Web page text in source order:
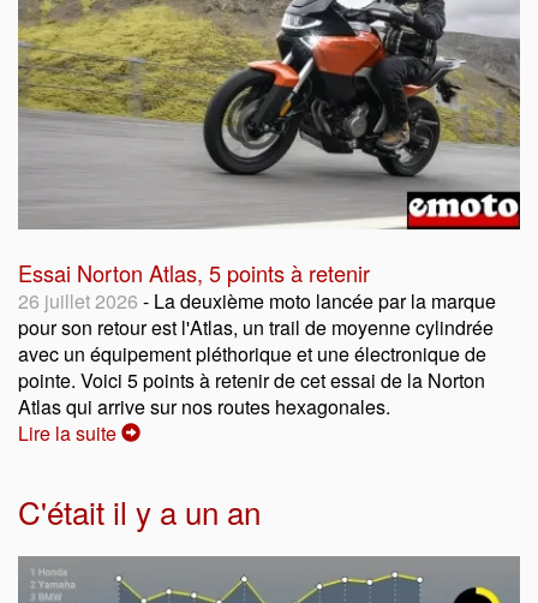
Essai Norton Atlas, 5 points à retenir
26 juillet 2026 - La deuxième moto lancée par la marque
pour son retour est l'Atlas, un trail de moyenne cylindrée
avec un équipement pléthorique et une électronique de
pointe. Voici 5 points à retenir de cet essai de la Norton
Atlas qui arrive sur nos routes hexagonales.
Lire la suite
C'était il y a un an